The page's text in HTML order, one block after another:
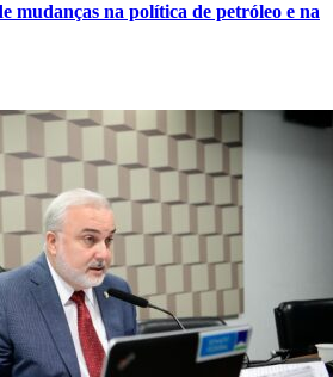
mudanças na política de petróleo e na